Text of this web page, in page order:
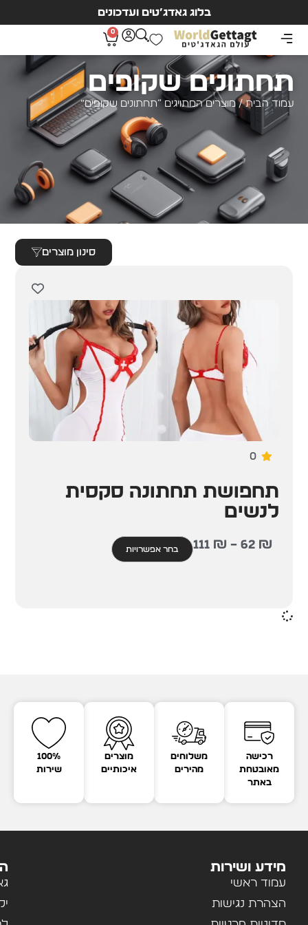
בלוג גאדג’טים ועדכונים
0
תחתונים שקופים
עמוד הבית/ מוצרים המתויגים “תחתונים שקופים”
סינון מוצרים
0
תחפושת תחתונה סקסית
לנשים
62 ₪
–
111 ₪ בחר אפשרויות
רכישה
מאובטחת
באתר
משלוחים
מהירים
מוצרים
איכותיים
100%
שירות
מידע ושירות
עמוד ראשי
הצהרת נגישות